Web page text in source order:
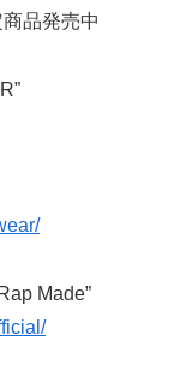
品発売中
Made”